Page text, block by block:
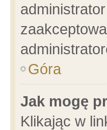
Góra
Jak mogę
Klikając w